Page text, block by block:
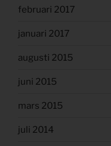
februari 2017
januari 2017
augusti 2015
juni 2015
mars 2015
juli 2014